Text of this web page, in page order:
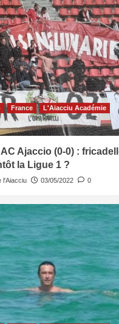
France
L'Aiacciu Académie
Ajaccio (0-0) :
la Ligue 1 ?
l'Aiacciu 03/05/2022 0